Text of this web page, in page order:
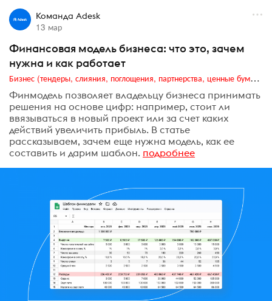
Команда Adesk
13 мар
Финансовая модель бизнеса: что это, зачем
нужна и как работает
Бизнес (тендеры, слияния, поглощения, партнерства, ценные бумаги, акционеры, финансы и отчетность)
Финмодель позволяет владельцу бизнеса принимать
решения на основе цифр: например, стоит ли
ввязываться в новый проект или за счет каких
действий увеличить прибыль. В статье
рассказываем, зачем еще нужна модель, как ее
составить и дарим шаблон. подробнее